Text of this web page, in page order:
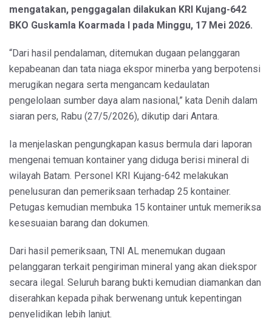
mengatakan, penggagalan dilakukan KRI Kujang-642
BKO Guskamla Koarmada I pada Minggu, 17 Mei 2026.
“Dari hasil pendalaman, ditemukan dugaan pelanggaran
kepabeanan dan tata niaga ekspor minerba yang berpotensi
merugikan negara serta mengancam kedaulatan
pengelolaan sumber daya alam nasional,” kata Denih dalam
siaran pers, Rabu (27/5/2026), dikutip dari Antara.
Ia menjelaskan pengungkapan kasus bermula dari laporan
mengenai temuan kontainer yang diduga berisi mineral di
wilayah Batam. Personel KRI Kujang-642 melakukan
penelusuran dan pemeriksaan terhadap 25 kontainer.
Petugas kemudian membuka 15 kontainer untuk memeriksa
kesesuaian barang dan dokumen.
Dari hasil pemeriksaan, TNI AL menemukan dugaan
pelanggaran terkait pengiriman mineral yang akan diekspor
secara ilegal. Seluruh barang bukti kemudian diamankan dan
diserahkan kepada pihak berwenang untuk kepentingan
penyelidikan lebih lanjut.